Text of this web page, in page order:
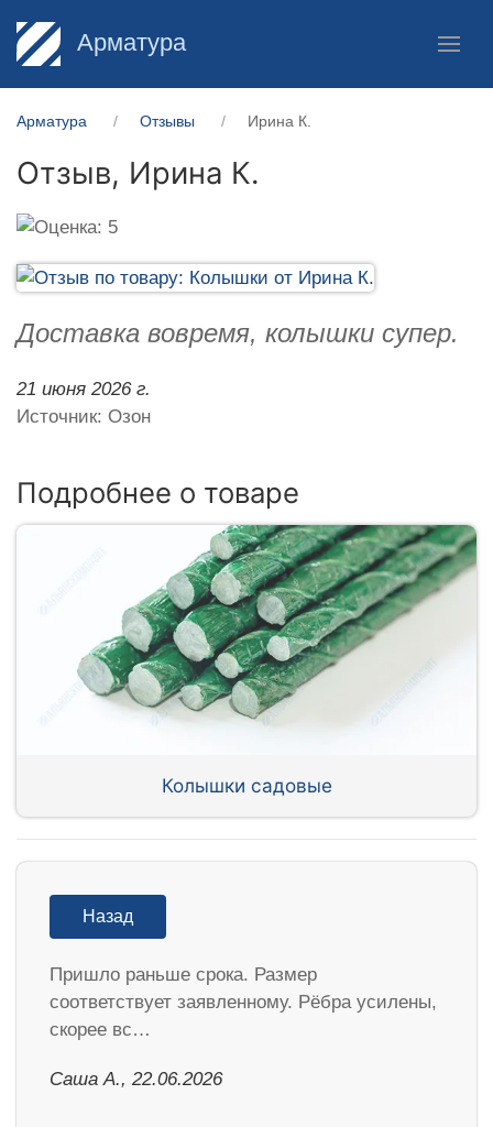
Арматура
Арматура Отзывы Ирина К.
Отзыв, Ирина К.
Доставка вовремя, колышки супер.
21 июня 2026 г.
Источник: Озон
Подробнее о товаре
Колышки садовые
Назад
Пришло раньше срока. Размер
соответствует заявленному. Рёбра усилены,
скорее вс…
Саша А., 22.06.2026